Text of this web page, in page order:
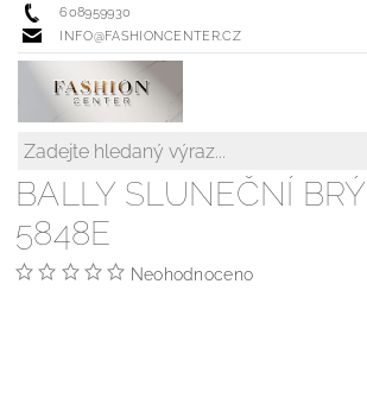
608959930
INFO@FASHIONCENTER.CZ
BALLY SLUNEČNÍ
5848E
Neohodnoceno